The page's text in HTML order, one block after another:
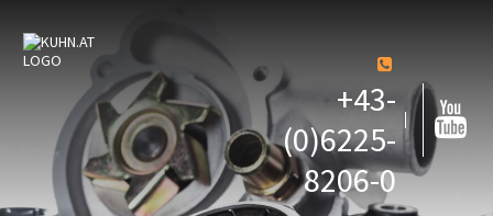
+43-
(0)6225-
8206-0